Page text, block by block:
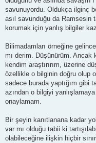
savunuyordu. Oldukça ilginç
asıl savunduğu da Ramsesin
korumak için yanlış bilgiler
Bilimadamları örneğine
mı derim. Düşünürüm.
kendim araştırırım, üzerine
özellikle o bilginin doğru olup
sadece burada yaptığım gibi
azından o bilgiyi
onaylamam.
Bir şeyin kanıtlanana kadar
var mı olduğu tabii ki
olabileceğine ilişkin hiçbir